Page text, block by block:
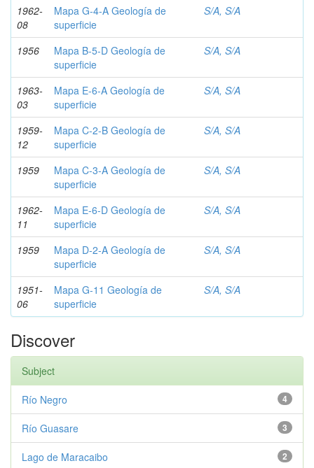
1962-
08
Mapa G-4-A Geología de
superficie
S/A, S/A
1956
Mapa B-5-D Geología de
superficie
S/A, S/A
1963-
03
Mapa E-6-A Geología de
superficie
S/A, S/A
1959-
12
Mapa C-2-B Geología de
superficie
S/A, S/A
1959
Mapa C-3-A Geología de
superficie
S/A, S/A
1962-
11
Mapa E-6-D Geología de
superficie
S/A, S/A
1959
Mapa D-2-A Geología de
superficie
S/A, S/A
1951-
06
Mapa G-11 Geología de
superficie
S/A, S/A
Discover
Subject
4
Río Negro
3
Río Guasare
2
Lago de Maracaibo